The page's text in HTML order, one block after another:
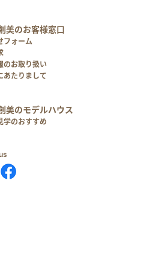
美のお客様窓口
フォーム
のお取り扱い
あたりまして
美のモデルハウス
学のおすすめ